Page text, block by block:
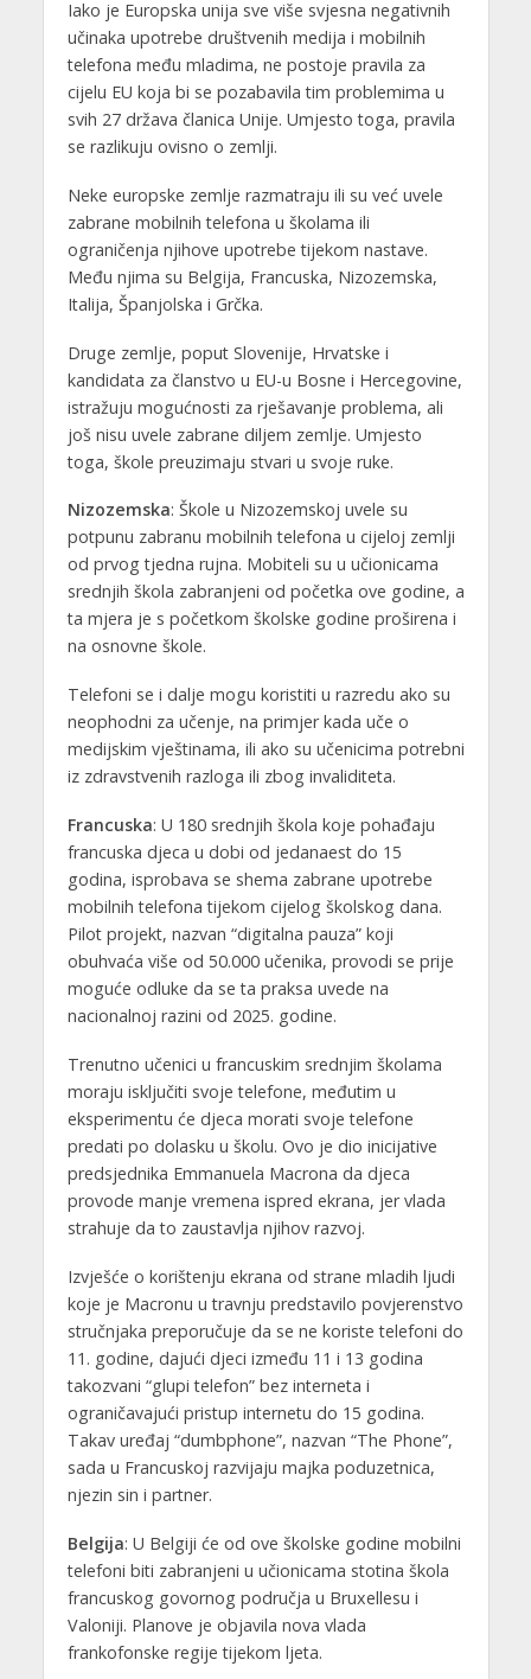
Iako je Europska unija sve više svjesna negativnih
učinaka upotrebe društvenih medija i mobilnih
telefona među mladima, ne postoje pravila za
cijelu EU koja bi se pozabavila tim problemima u
svih 27 država članica Unije. Umjesto toga, pravila
se razlikuju ovisno o zemlji.
Neke europske zemlje razmatraju ili su već uvele
zabrane mobilnih telefona u školama ili
ograničenja njihove upotrebe tijekom nastave.
Među njima su Belgija, Francuska, Nizozemska,
Italija, Španjolska i Grčka.
Druge zemlje, poput Slovenije, Hrvatske i
kandidata za članstvo u EU-u Bosne i Hercegovine,
istražuju mogućnosti za rješavanje problema, ali
još nisu uvele zabrane diljem zemlje. Umjesto
toga, škole preuzimaju stvari u svoje ruke.
Nizozemska: Škole u Nizozemskoj uvele su
potpunu zabranu mobilnih telefona u cijeloj zemlji
od prvog tjedna rujna. Mobiteli su u učionicama
srednjih škola zabranjeni od početka ove godine, a
ta mjera je s početkom školske godine proširena i
na osnovne škole.
Telefoni se i dalje mogu koristiti u razredu ako su
neophodni za učenje, na primjer kada uče o
medijskim vještinama, ili ako su učenicima potrebni
iz zdravstvenih razloga ili zbog invaliditeta.
Francuska: U 180 srednjih škola koje pohađaju
francuska djeca u dobi od jedanaest do 15
godina, isprobava se shema zabrane upotrebe
mobilnih telefona tijekom cijelog školskog dana.
Pilot projekt, nazvan “digitalna pauza” koji
obuhvaća više od 50.000 učenika, provodi se prije
moguće odluke da se ta praksa uvede na
nacionalnoj razini od 2025. godine.
Trenutno učenici u francuskim srednjim školama
moraju isključiti svoje telefone, međutim u
eksperimentu će djeca morati svoje telefone
predati po dolasku u školu. Ovo je dio inicijative
predsjednika Emmanuela Macrona da djeca
provode manje vremena ispred ekrana, jer vlada
strahuje da to zaustavlja njihov razvoj.
Izvješće o korištenju ekrana od strane mladih ljudi
koje je Macronu u travnju predstavilo povjerenstvo
stručnjaka preporučuje da se ne koriste telefoni do
11. godine, dajući djeci između 11 i 13 godina
takozvani “glupi telefon” bez interneta i
ograničavajući pristup internetu do 15 godina.
Takav uređaj “dumbphone”, nazvan “The Phone”,
sada u Francuskoj razvijaju majka poduzetnica,
njezin sin i partner.
Belgija: U Belgiji će od ove školske godine mobilni
telefoni biti zabranjeni u učionicama stotina škola
francuskog govornog područja u Bruxellesu i
Valoniji. Planove je objavila nova vlada
frankofonske regije tijekom ljeta.